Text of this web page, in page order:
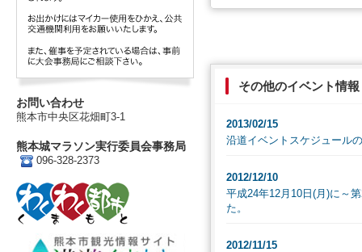
お問い合わせ
熊本市中央区花畑町3-1
熊本城マラソン実行委員会事務局
096-328-2373
その他のイベント情報
2013/02/15
沿道イベントスケジュール
2012/12/10
平成24年12月10日(月)に～
た。
2012/11/15